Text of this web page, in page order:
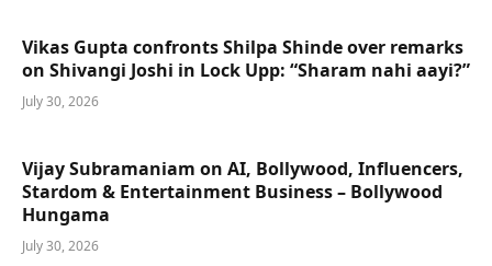
Vikas Gupta confronts Shilpa Shinde over remarks
on Shivangi Joshi in Lock Upp: “Sharam nahi aayi?”
July 30, 2026
Vijay Subramaniam on AI, Bollywood, Influencers,
Stardom & Entertainment Business – Bollywood
Hungama
July 30, 2026